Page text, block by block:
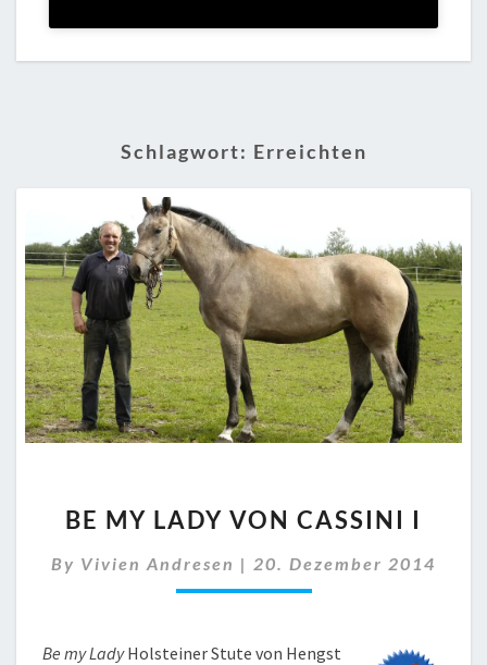
Schlagwort: Erreichten
MY
VON
CASSINI
BE MY LADY VON CASSINI I
By Vivien Andresen | 20. Dezember 2014
Be my LadyHolsteiner Stute von Hengst